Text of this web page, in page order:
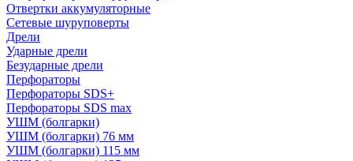
Отвертки аккумуляторные
Сетевые шуруповерты
Дрели
Ударные дрели
Безударные дрели
Перфораторы
Перфораторы SDS+
Перфораторы SDS max
УШМ (болгарки)
УШМ (болгарки) 76 мм
УШМ (болгарки) 115 мм